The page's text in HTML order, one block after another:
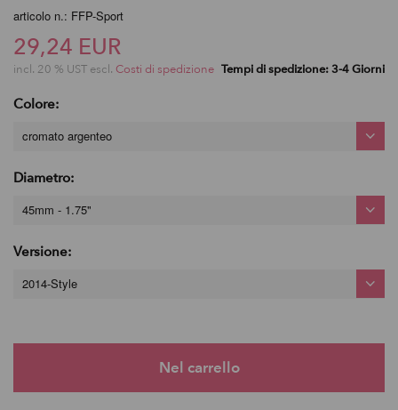
articolo n.: FFP-Sport
29,24 EUR
incl. 20 % UST escl. Costi di spedizione Tempi di spedizione: 3-4 Giorni
Colore:
cromato argenteo
Diametro:
45mm - 1.75"
Versione:
2014-Style